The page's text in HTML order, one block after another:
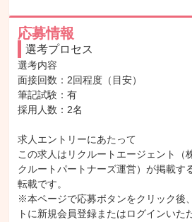
応募情報
選考プロセス
選考内容
面接回数：2回程度（目安）
筆記試験：有
採用人数：2名
求人エントリーにあたって
この求人はリクルートエージェント（
クルートパートナーズ運営）が掲載す
転載です。
※本ページで応募ボタンをクリック後
トに新規会員登録またはログインいた